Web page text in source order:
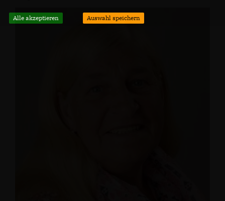
Alle akzeptieren Auswahl speichern